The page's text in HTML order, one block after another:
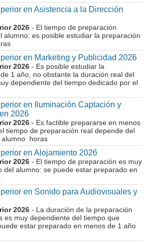
en Asistencia a la Dirección
2026 - El tiempo de preparación
alumno: es posible estudiar la preparación
en Marketing y Publicidad 2026
2026 - Es posible estudiar la
1 año, no obstante la duración real del
dependiente del tiempo dedicado por el
en Iluminación Captación y
2026
2026 - Es factible prepararse en menos
tiempo de preparación real depende del
alumno horas
en Alojamiento 2026
2026 - El tiempo de preparación es muy
del alumno: se puede estar preparado en
en Sonido para Audiovisuales y
2026 - La duración de la preparación
es muy dependiente del tiempo que
estar preparado en menos de 1 año